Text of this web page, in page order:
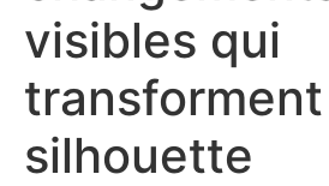
visibles qui
silhouette